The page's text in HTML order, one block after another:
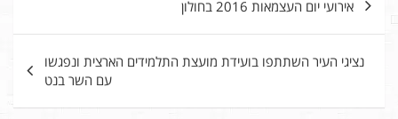
אירועי יום העצמאות 2016 בחולון
נציגי העיר השתתפו בועידת מועצת התלמידים הארצית ונפגשו
עם השר בנט